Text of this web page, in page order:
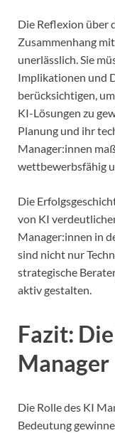
Die Reflexion über
Zusammenhang
unerlässlich. Sie
Implikationen und
berücksichtigen,
KI-Lösungen zu
Planung und ihr
Manager:innen
wettbewerbsfähig
Die
von KI
Manager:innen in
sind nicht nur
strategische
aktiv gestalten.
Fazit:
Manager
Die Rolle des KI
Bedeutung